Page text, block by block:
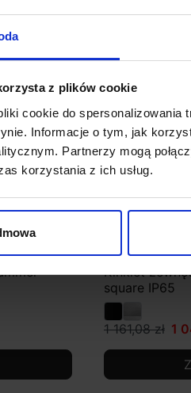
z plików cookie
cookie do spersonalizowania
Informacje o tym, jak
Partnerzy mogą
korzystania z ich usług.
Kinkiet
square IP65
1 161,08 zł 1